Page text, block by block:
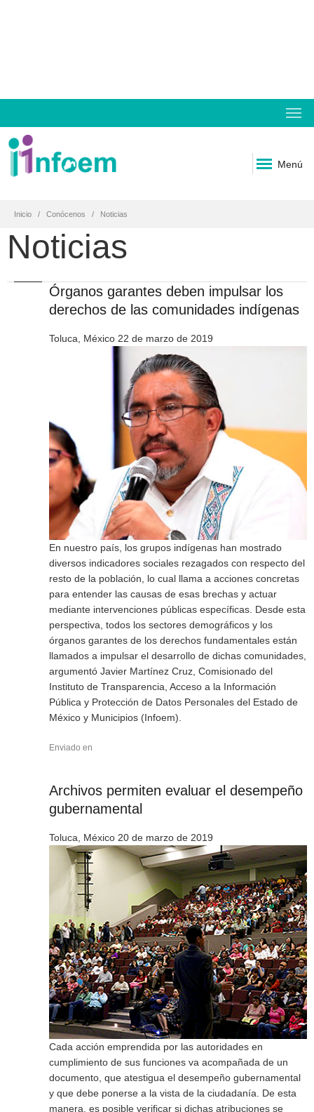
Menú
Inicio Conócenos Noticias
Noticias
Órganos garantes deben impulsar los
derechos de las comunidades indígenas
Toluca, México 22 de marzo de 2019
En nuestro país, los grupos indígenas han mostrado
diversos indicadores sociales rezagados con respecto del
resto de la población, lo cual llama a acciones concretas
para entender las causas de esas brechas y actuar
mediante intervenciones públicas específicas. Desde esta
perspectiva, todos los sectores demográficos y los
órganos garantes de los derechos fundamentales están
llamados a impulsar el desarrollo de dichas comunidades,
argumentó Javier Martínez Cruz, Comisionado del
Instituto de Transparencia, Acceso a la Información
Pública y Protección de Datos Personales del Estado de
México y Municipios (Infoem).
Enviado en
Archivos permiten evaluar el desempeño
gubernamental
Toluca, México 20 de marzo de 2019
Cada acción emprendida por las autoridades en
cumplimiento de sus funciones va acompañada de un
documento, que atestigua el desempeño gubernamental
y que debe ponerse a la vista de la ciudadanía. De esta
manera, es posible verificar si dichas atribuciones se